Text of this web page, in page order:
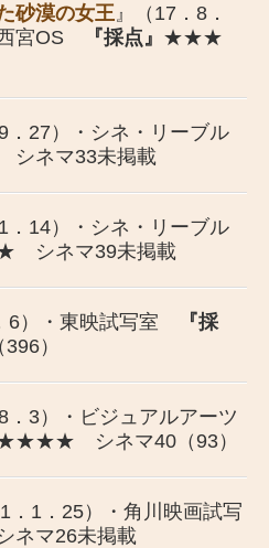
砂漠の女王 』（17．8．
宮OS
『採点』 ★★★
．27）・シネ・リーブル
ネマ33未掲載
．14）・シネ・リーブル
ネマ39未掲載
6）・東映試写室
『採
）
．3）・ビジュアルアーツ
シネマ40（93）
．1．25）・角川映画試写
マ26未掲載